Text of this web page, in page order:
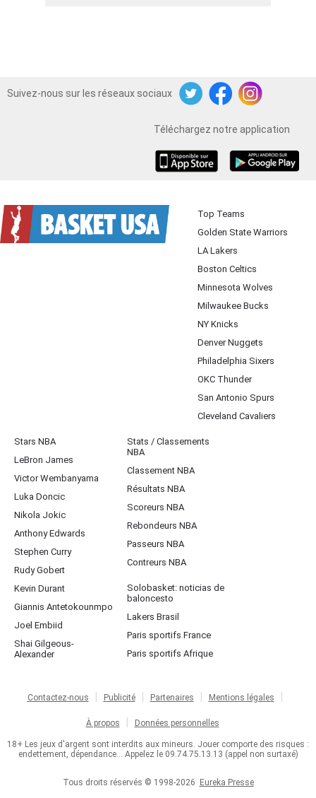
Suivez-nous sur les réseaux sociaux
TwitterFacebookInstagram
Téléchargez notre application
Top Teams
Golden State Warriors
LA Lakers
Boston Celtics
Minnesota Wolves
Milwaukee Bucks
NY Knicks
Denver Nuggets
Philadelphia Sixers
OKC Thunder
San Antonio Spurs
Cleveland Cavaliers
Stars NBA
LeBron James
Victor Wembanyama
Luka Doncic
Nikola Jokic
Anthony Edwards
Stephen Curry
Rudy Gobert
Kevin Durant
Giannis Antetokounmpo
Joel Embiid
Shai Gilgeous-
Alexander
Stats / Classements
NBA
Classement NBA
Résultats NBA
Scoreurs NBA
Rebondeurs NBA
Passeurs NBA
Contreurs NBA
Solobasket: noticias de
baloncesto
Lakers Brasil
Paris sportifs France
Paris sportifs Afrique
Contactez-nous Publicité Partenaires Mentions légales
À propos Données personnelles
18+ Les jeux d'argent sont interdits aux mineurs. Jouer comporte des risques :
endettement, dépendance... Appelez le 09.74.75.13.13 (appel non surtaxé)
Tous droits réservés © 1998-2026 Eureka Presse